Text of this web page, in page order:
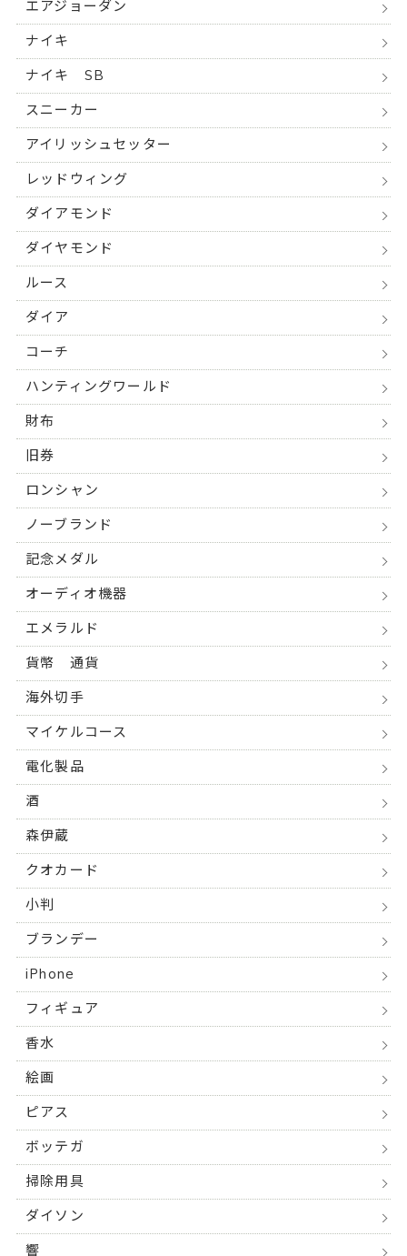
エアジョーダン
ナイキ
ナイキ SB
スニーカー
アイリッシュセッター
レッドウィング
ダイアモンド
ダイヤモンド
ルース
ダイア
コーチ
ハンティングワールド
財布
旧券
ロンシャン
ノーブランド
記念メダル
オーディオ機器
エメラルド
貨幣 通貨
海外切手
マイケルコース
電化製品
酒
森伊蔵
クオカード
小判
ブランデー
iPhone
フィギュア
香水
絵画
ピアス
ボッテガ
掃除用具
ダイソン
響